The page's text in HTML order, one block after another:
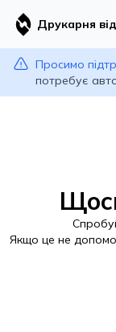
Друкарня
Просимо
потребує
Якщо це не